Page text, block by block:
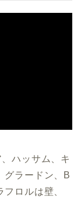
ハッサム、キ
グラードン、B
ロルは壁、